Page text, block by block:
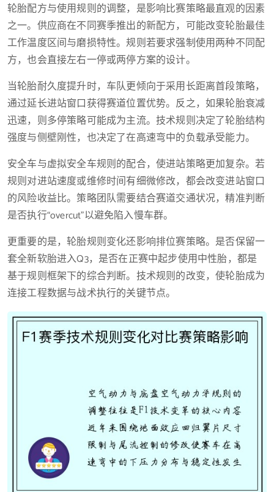
轮胎配方与使用规则的调整，是影响比赛策略最直观的因素
之一。供应商在不同赛季推出的新配方，可能改变轮胎最佳
工作温度区间与磨损特性。规则若要求强制使用两种不同配
方，也会直接左右一停或两停方案的设计。
当轮胎耐久度提升时，车队更倾向于采用长距离首段策略，
通过延长进站窗口获得赛道位置优势。反之，如果轮胎衰减
迅速，则多停策略可能成为主流。技术规则决定了轮胎结构
强度与侧壁刚性，也决定了在高速弯中的负载承受能力。
安全车与虚拟安全车规则的配合，使进站策略更加复杂。若
规则对进站速度或维修时间有细微修改，都会改变进站窗口
的风险收益比。策略团队需要结合赛道交通状况，精准判断
是否执行“overcut”以避免陷入慢车群。
更重要的是，轮胎规则变化还影响排位赛策略。是否保留一
套全新软胎进入Q3，是否在正赛中起步使用中性胎，都是
基于规则框架下的综合判断。技术规则的改变，使轮胎成为
连接工程数据与战术执行的关键节点。